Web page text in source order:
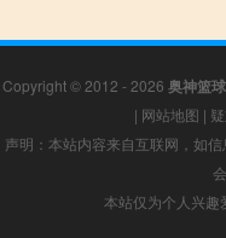
Copyright © 2012 - 2026 奥神篮
| 网站地图 |
声明：本站内容来自互联网，如
本站仅为个人兴趣